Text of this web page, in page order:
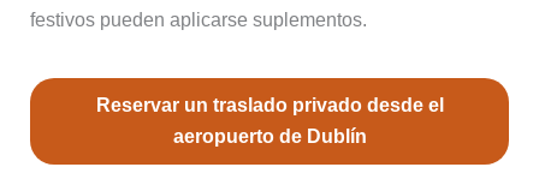
festivos pueden aplicarse suplementos.
Reservar un traslado privado desde el
aeropuerto de Dublín